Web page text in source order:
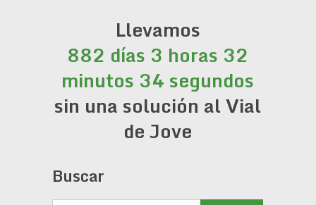
Llevamos
882 días 3 horas 32
minutos 34 segundos
sin una solución al Vial
de Jove
Buscar